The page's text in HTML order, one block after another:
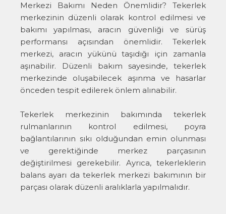
Merkezi Bakımı Neden Önemlidir? Tekerlek
merkezinin düzenli olarak kontrol edilmesi ve
bakımı yapılması, aracın güvenliği ve sürüş
performansı açısından önemlidir. Tekerlek
merkezi, aracın yükünü taşıdığı için zamanla
aşınabilir. Düzenli bakım sayesinde, tekerlek
merkezinde oluşabilecek aşınma ve hasarlar
önceden tespit edilerek önlem alınabilir.
Tekerlek merkezinin bakımında tekerlek
rulmanlarının kontrol edilmesi, poyra
bağlantılarının sıkı olduğundan emin olunması
ve gerektiğinde merkez parçasının
değiştirilmesi gerekebilir. Ayrıca, tekerleklerin
balans ayarı da tekerlek merkezi bakımının bir
parçası olarak düzenli aralıklarla yapılmalıdır.